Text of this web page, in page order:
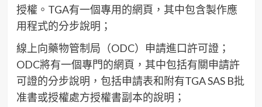
授權。TGA有一個專用的網頁，其中包含製作應
用程式的分步說明；
線上向藥物管制局（ODC）申請進口許可證；
ODC將有一個專門的網頁，其中包括有關申請許
可證的分步說明，包括申請表和附有TGA SAS B批
准書或授權處方授權書副本的說明；